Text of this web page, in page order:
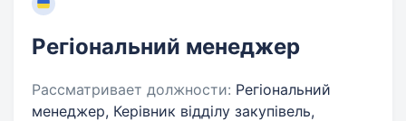
Регіональний менеджер
Рассматривает должности: Регіональний
менеджер, Керівник відділу закупівель,